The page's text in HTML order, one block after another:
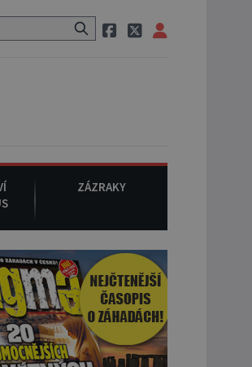
nasedne do něj a už ho nikdy nikdo
ZÁZRAKY